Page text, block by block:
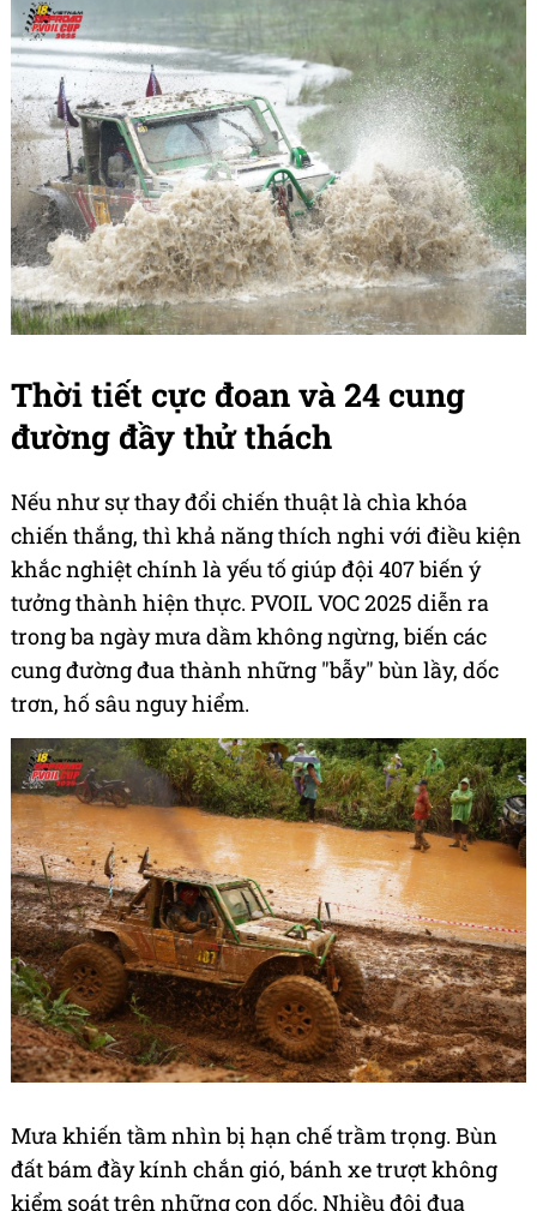
Thanh Tuấn kết hợp với sức trẻ của Nguyễn Đức
Duy Sang, tạo nên sức mạnh khó cưỡng trong
những cung đường quyết định.
"Việc có hai thế hệ cùng thi đấu giúp đội vừa có sự
ổn định, vừa có sự sáng tạo. Chú Tuấn giúp em
định hướng chiến thuật đúng đắn, còn em giúp
chú kiểm soát xe trong những tình huống khó",
Duy Sang chia sẻ về mối quan hệ đặc biệt trong đội.
Thời tiết cực đoan và 24 cung
đường đầy thử thách
Nếu như sự thay đổi chiến thuật là chìa khóa
chiến thắng, thì khả năng thích nghi với điều kiện
khắc nghiệt chính là yếu tố giúp đội 407 biến ý
tưởng thành hiện thực. PVOIL VOC 2025 diễn ra
trong ba ngày mưa dầm không ngừng, biến các
cung đường đua thành những "bẫy" bùn lầy, dốc
trơn, hố sâu nguy hiểm.